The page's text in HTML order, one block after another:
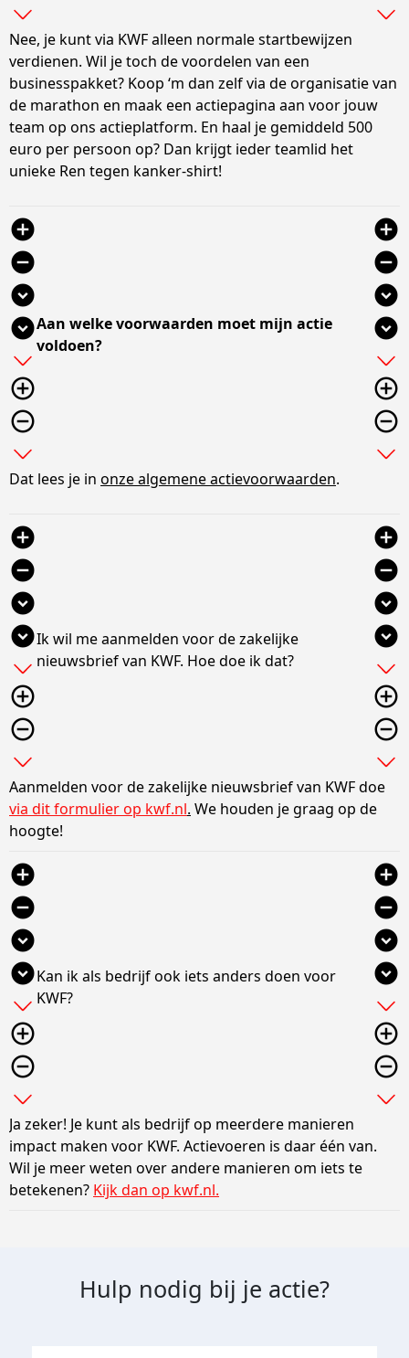
expand_more
expand_more
Nee, je kunt via KWF alleen normale startbewijzen
verdienen. Wil je toch de voordelen van een
businesspakket? Koop ‘m dan zelf via de organisatie van
de marathon en maak een actiepagina aan voor jouw
team op ons actieplatform. En haal je gemiddeld 500
euro per persoon op? Dan krijgt ieder teamlid het
unieke Ren tegen kanker-shirt!
add_circle
remove_circle
expand_circle_down
expand_circle_down
add
add_circle_outline
remove_circle_outline
expand_more
Aan welke voorwaarden moet mijn actie
voldoen?
add_circle
remove_circle
expand_circle_down
expand_circle_down
add
add_circle_outline
remove_circle_outline
expand_more
Dat lees je in onze algemene actievoorwaarden.
add_circle
remove_circle
expand_circle_down
expand_circle_down
add
add_circle_outline
remove_circle_outline
expand_more
Ik wil me aanmelden voor de zakelijke
nieuwsbrief van KWF. Hoe doe ik dat?
add_circle
remove_circle
expand_circle_down
expand_circle_down
add
add_circle_outline
remove_circle_outline
expand_more
Aanmelden voor de zakelijke nieuwsbrief van KWF doe
via dit formulier op kwf.nl. We houden je graag op de
hoogte!
add_circle
remove_circle
expand_circle_down
expand_circle_down
add
add_circle_outline
remove_circle_outline
expand_more
Kan ik als bedrijf ook iets anders doen voor
KWF?
add_circle
remove_circle
expand_circle_down
expand_circle_down
add
add_circle_outline
remove_circle_outline
expand_more
Ja zeker! Je kunt als bedrijf op meerdere manieren
impact maken voor KWF. Actievoeren is daar één van.
Wil je meer weten over andere manieren om iets te
betekenen? Kijk dan op kwf.nl.
Hulp nodig bij je actie?